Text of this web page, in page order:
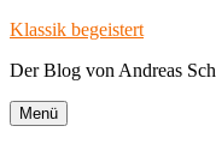
Zum
springen
Klassik begeistert
Der Blog von Andreas
Menü